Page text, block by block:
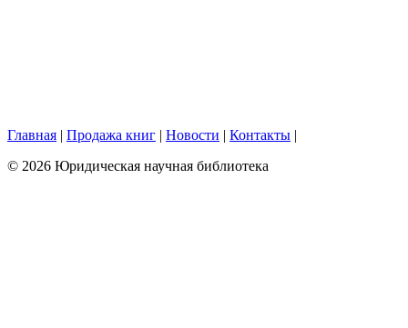
Главная | Продажа книг | Новости | Контакты |
© 2026 Юридическая научная библиотека